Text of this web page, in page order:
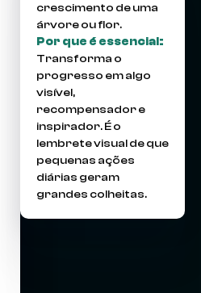
crescimento de uma
árvore ou flor.
Por que é essencial:
Transforma o
progresso em algo
visível,
recompensador e
inspirador. É o
lembrete visual de que
pequenas ações
diárias geram
grandes colheitas.